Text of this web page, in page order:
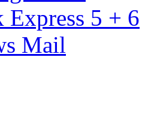
Express 5 + 6
Mail